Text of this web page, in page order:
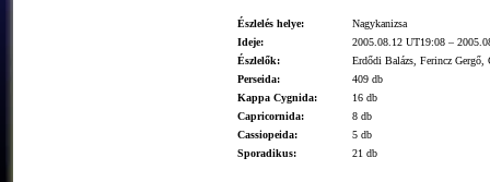
Észlelés helye:
Nagykanizsa
Ideje:
2005.08.12 UT19:08 –
Észlelők:
Erdődi Balázs, Ferincz
Perseida:
409 db
Kappa Cygnida:
16 db
Capricornida:
8 db
Cassiopeida:
5 db
Sporadikus:
21 db